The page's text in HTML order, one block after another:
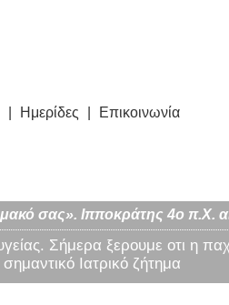
Ημερίδες Επικοινωνία
σας». Ιπποκράτης 4ο π.Χ.
Σήμερα ξερουμε οτι η
Ιατρικό ζήτημα